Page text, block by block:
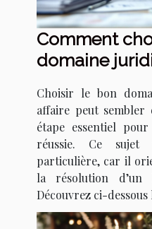
Comment
domaine
Choisir le bon
affaire peut sembler
étape essentiel
réussie. Ce sujet
particulière, car il
la résolution
Découvrez ci-dessous